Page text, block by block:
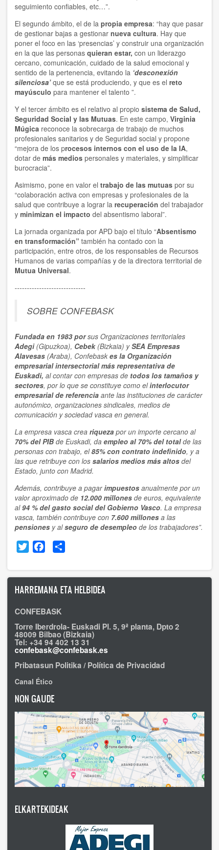
seguimiento confiables, etc…”.
El segundo ámbito, el de la propia empresa: “hay que pasar
de gestionar bajas a gestionar nueva cultura. Hay que
poner el foco en las ‘presencias’ y construir una organización
en la que las personas quieran estar, con un liderazgo
cercano, comunicación, cuidado de la salud emocional y
sentido de la pertenencia, evitando la ‘desconexión
silenciosa’ que se está produciendo, y que es el reto
mayúsculo para mantener el talento ”.
Y el tercer ámbito es el relativo al propio sistema de Salud,
Seguridad Social y las Mutuas. En este campo, Virginia
Múgica reconoce la sobrecarga de trabajo de muchos
profesionales sanitarios y de Seguridad social y propone
“mejora de los procesos internos con el uso de la IA,
dotar de más medios personales y materiales, y simplificar
burocracia”.
Asimismo, pone en valor el trabajo de las mutuas por su
“colaboración activa con empresas y profesionales de la
salud que contribuye a lograr la recuperación del trabajador
y minimizan el impacto del absentismo laboral”.
La jornada organizada por APD bajo el título “Absentismo
en transformación” también ha contado con la
participación, entre otros, de los responsables de Recursos
Humanos de varias compañías y de la directora territorial de
Mutua Universal.
-----------------------------
SOBRE CONFEBASK
Fundada en 1983 porsus Organizaciones territoriales
Adegi (Gipuzkoa), Cebek(Bizkaia) ySEA Empresas
Alavesas (Araba), Confebask es la Organización
empresarial intersectorial más representativa de
Euskadi, al contar con empresas de todos los tamaños y
sectores, por lo que se constituye como elinterlocutor
empresarial de referencia ante las instituciones de carácter
autonómico, organizaciones sindicales, medios de
comunicación y sociedad vasca en general.
La empresa vasca crea riqueza por un importe cercano al
70% del PIB de Euskadi, da empleo al 70% del totalde las
personas con trabajo, el85% con contrato indefinido, y a
las que retribuye con los salarios medios más altos del
Estado, junto con Madrid.
Además, contribuye a pagarimpuestos anualmente por un
valor aproximado de 12.000 millones de euros, equivalente
al94 % del gasto social del Gobierno Vasco. La empresa
vasca, también contribuye con 7.600 millones a las
pensiones y alseguro de desempleo de los trabajadores”.
Twitter Facebook
HARREMANA ETA HELBIDEA
CONFEBASK
Torre Iberdrola- Euskadi Pl. 5, 9ª planta, Dpto 2
48009 Bilbao (Bizkaia)
Tel: +34 94 402 13 31
confebask@confebask.es
Pribatasun Politika / Política de Privacidad
Canal Ético
NON GAUDE
ELKARTEKIDEAK